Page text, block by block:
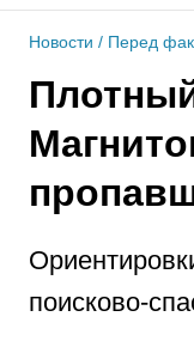
Новости / Перед
поисково-